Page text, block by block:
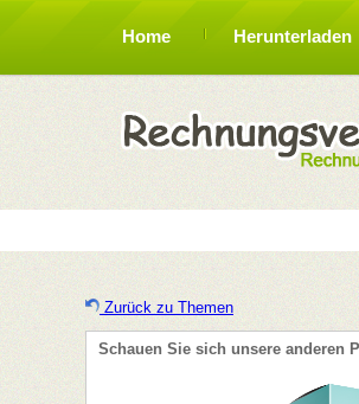
Home Herunterladen
Zurück zu Themen
Schauen Sie sich unsere anderen